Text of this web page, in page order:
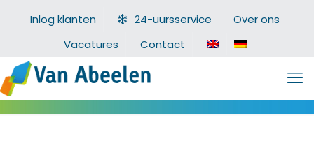
Inlog klanten 24-uursservice
Over ons
Vacatures
Contact